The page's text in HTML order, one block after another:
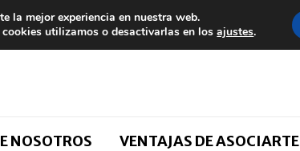
NOSOTROS VENTAJAS DE ASOCIARTE
la mejor experiencia en nuestra web.
cookies utilizamos o desactivarlas en losajustes.